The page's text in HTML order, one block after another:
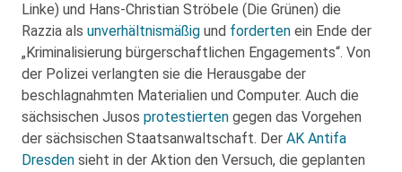
Linke) und Hans-Christian Ströbele (Die Grünen) die
Razzia als unverhältnismäßig und forderten ein Ende der
„Kriminalisierung bürgerschaftlichen Engagements“. Von
der Polizei verlangten sie die Herausgabe der
beschlagnahmten Materialien und Computer. Auch die
sächsischen Jusos protestierten gegen das Vorgehen
der sächsischen Staatsanwaltschaft. Der AK Antifa
Dresden sieht in der Aktion den Versuch, die geplanten